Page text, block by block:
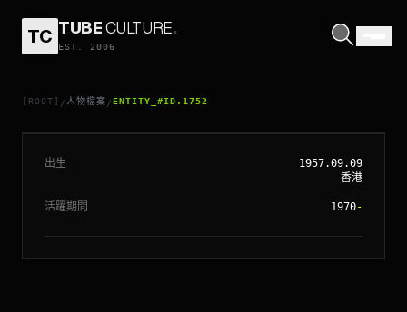
TC TUBECULTURE.
EST. 2006
[ROOT] / 人物檔案 /ENTITY_#ID.1752
// ENTITY_#ID.1752
鄭裕玲
出生
1957.09.09
香港
活躍期間 1970-